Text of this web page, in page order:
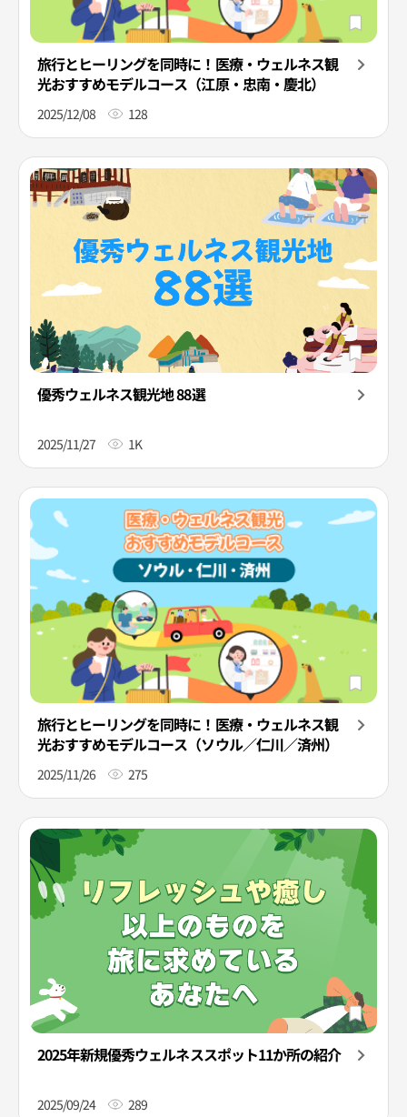
旅行とヒーリングを同時に！医療・ウェルネス観
光おすすめモデルコース（江原・忠南・慶北）
2025/12/08 128
優秀ウェルネス観光地 88選
2025/11/27 1K
旅行とヒーリングを同時に！医療・ウェルネス観
光おすすめモデルコース（ソウル／仁川／済州）
2025/11/26 275
2025年新規優秀ウェルネススポット11か所の紹介
2025/09/24 289